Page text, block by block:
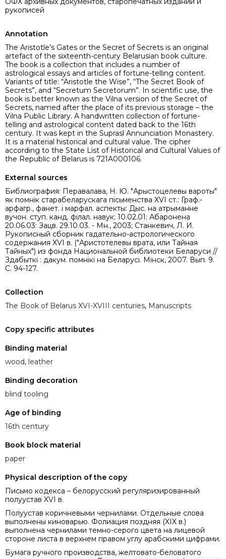
рукописей
Annotation
The Aristotle’s Gates or the Secret of Secrets is an original
artefact of the sixteenth-century Belarusian book culture.
The book is a collection that includes a number of
astrological essays and articles of fortune-telling content.
Variants of title: “Aristotle the Wise”, “The Secret Book of
Secrets”, and “Secretum Secretorum”. In scientific use, the
book is better known as the Vilna version of the Secret of
Secrets, named after the place of its previous storage – the
Vilna Public Library. A handwritten collection of fortune-
telling and astrological content dated back to the 16th
century. It was kept in the Suprasl Annunciation Monastery.
It is a material historical and cultural value. The cipher
according to the State List of Historical and Cultural Values of
the Republic of Belarus is 721A000106.
External sources
Библиография: Перавалава, Н. Ю. "Арыстоцелевы вароты"
як помнiк старабеларускага пiсьменства XVI ст.: Граф.-
арфагр., фанет. і марфал. аспекты: Дыс. на атрыманне
вучон. ступ. канд. філал. навук: 10.02.01: Абаронена
20.06.03: Зацв. 29.10.03. - Мн., 2003; Станкевич, Л. И.
Рукописный сборник гадательно-астрологического
содержания XVI в. ("Аристотелевы врата, или Тайная
Тайных") из фонда Национальной библиотеки Беларуси //
Здабыткі : дакум. помнікі на Беларусі. Мінск, 2007. Вып. 9.
С. 94-127.
Collection
The Book of Belarus XVI-XVIII centuries, Manuscripts
Copy specific attributes
Binding material
wood, leather
Binding decoration
blind tooling
Age of binding
16th century
Book block material
paper
Physical description of the copy
Письмо кодекса – белорусский регуляризированный
полуустав XVI в.
Полуустав коричневыми чернилами. Отдельные слова
выполнены киноварью. Фолиация поздняя (XIX в.)
выполнена чернилами темно-серого цвета на лицевой
стороне листа в верхнем правом углу арабскими цифрами.
Бумага ручного производства, желтовато-беловатого